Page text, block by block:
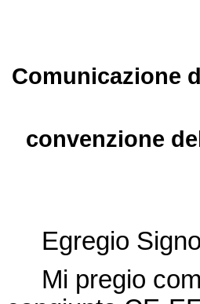
Comunicazione
convenzione
Egregio
Mi pregio